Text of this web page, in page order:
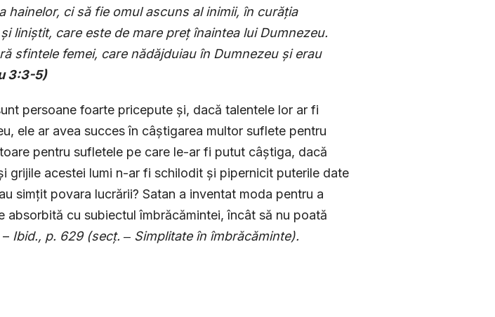
hainelor, ci să fie omul ascuns al inimii, în curăția
liniștit, care este de mare preț înaintea lui Dumnezeu.
sfintele femei, care nădăjduiau în Dumnezeu și erau
3:3-5)
persoane foarte pricepute și, dacă talentele lor ar fi
ele ar avea succes în câștigarea multor suflete pentru
pentru sufletele pe care le-ar fi putut câștiga, dacă
grijile acestei lumi n-ar fi schilodit și pipernicit puterile date
simțit povara lucrării? Satan a inventat moda pentru a
absorbită cu subiectul îmbrăcămintei, încât să nu poată
Ibid., p. 629 (secț. ‒ Simplitate în îmbrăcăminte).